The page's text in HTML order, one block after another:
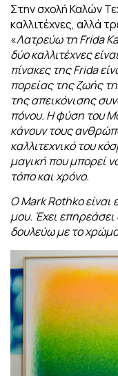
Στην σχολή Καλών
καλλιτέχνες, αλλά
«Λατρεύω τη Frida
δύο καλλιτέχνες
πίνακες της Frida
πορείας της ζωής
της απεικόνισης
πόνου. Η φύση του
κάνουν τους
καλλιτεχνικό του
μαγική που μπορεί
τόπο και χρόνο.
Ο Mark Rothko
μου. Έχει
δουλεύω με το